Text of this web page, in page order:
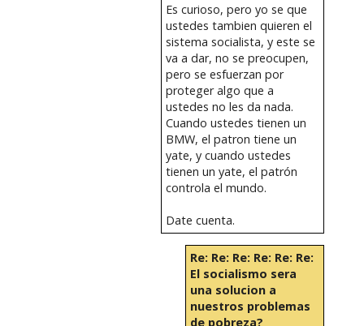
Es curioso, pero yo se que
ustedes tambien quieren el
sistema socialista, y este se
va a dar, no se preocupen,
pero se esfuerzan por
proteger algo que a
ustedes no les da nada.
Cuando ustedes tienen un
BMW, el patron tiene un
yate, y cuando ustedes
tienen un yate, el patrón
controla el mundo.
Date cuenta.
Re: Re: Re: Re: Re: Re:
El socialismo sera
una solucion a
nuestros problemas
de pobreza?